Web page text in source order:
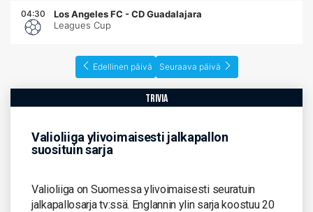
04:30 Los Angeles FC -CD Guadalajara
Leagues Cup
Edellinen päivä Seuraava päivä
trivia
Valioliiga ylivoimaisesti jalkapallon
suosituin sarja
Valioliiga on Suomessa ylivoimaisesti seuratuin
jalkapallosarja tv:ssä. Englannin ylin sarja koostuu 20